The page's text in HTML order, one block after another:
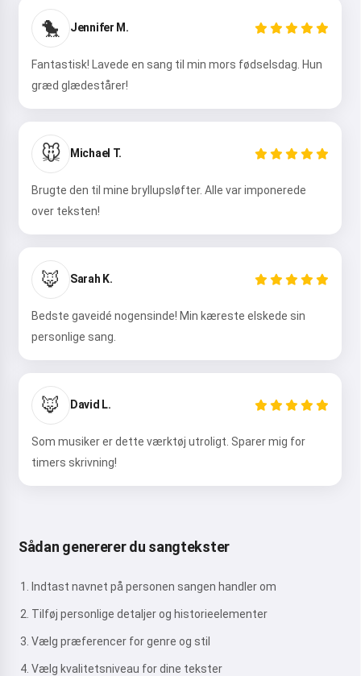
🐤 Jennifer M.
Fantastisk! Lavede en sang til min mors fødselsdag. Hun
græd glædestårer!
🐭 Michael T.
Brugte den til mine bryllupsløfter. Alle var imponerede
over teksten!
🦊 Sarah K.
Bedste gaveidé nogensinde! Min kæreste elskede sin
personlige sang.
🦊 David L.
Som musiker er dette værktøj utroligt. Sparer mig for
timers skrivning!
Sådan genererer du sangtekster
Indtast navnet på personen sangen handler om
Tilføj personlige detaljer og historieelementer
Vælg præferencer for genre og stil
Vælg kvalitetsniveau for dine tekster
Jeg kan lave sange, skrive digte og
lykønskninger 🥰
Jeg accepterer: Servicevilkår,